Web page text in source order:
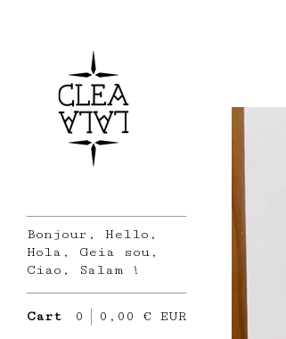
Bonjour, Hello,
Hola, Geia sou,
Ciao, Salam !
Cart 0,00 € EUR
0